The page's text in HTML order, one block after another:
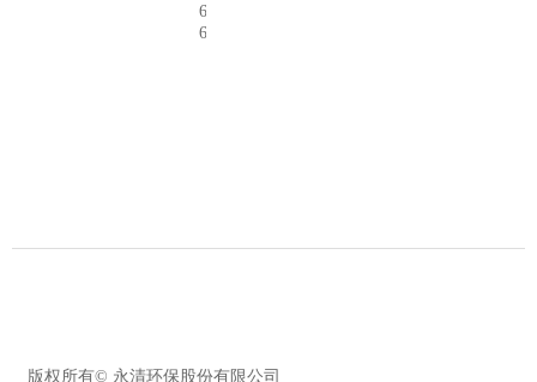
6
6
版权所有© 永清环保股份有限公司